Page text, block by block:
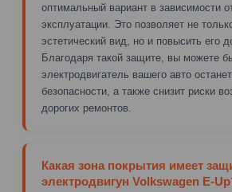
оптимальный вариант в зависимости
эксплуатации. Это позволяет не
эстетический вид, но и повысить его
Благодаря такой защите, вы можете
электродвигатель вашего авто
безопасности, а также снизит риски
дорогих ремонтов.
Какая зона покрытия имеет
электродвигун Volkswagen E-